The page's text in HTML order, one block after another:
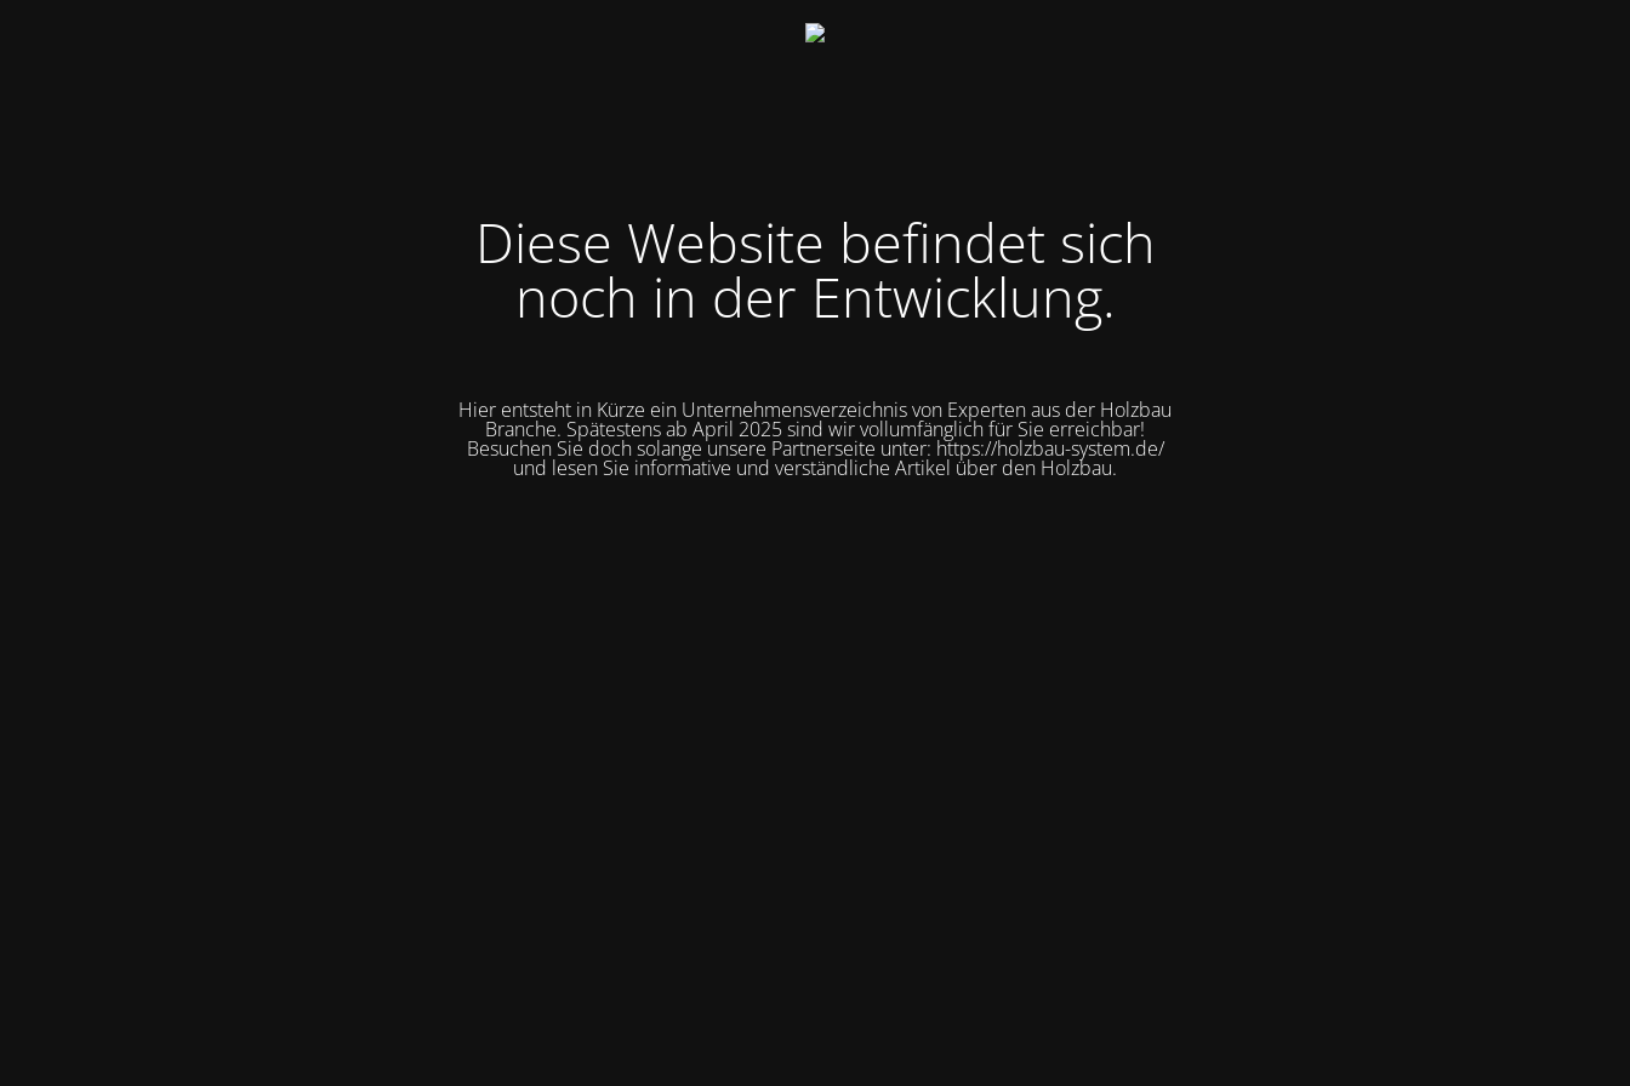
Diese Website befindet sich
noch in der Entwicklung.
Hier entsteht in Kürze ein Unternehmensverzeichnis von Experten aus der Holzbau
Branche. Spätestens ab April 2025 sind wir vollumfänglich für Sie erreichbar!
Besuchen Sie doch solange unsere Partnerseite unter: https://holzbau-system.de/
und lesen Sie informative und verständliche Artikel über den Holzbau.